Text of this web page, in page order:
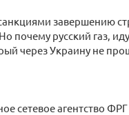
завершению
почему русский газ,
через Украину не
сетевое агентство